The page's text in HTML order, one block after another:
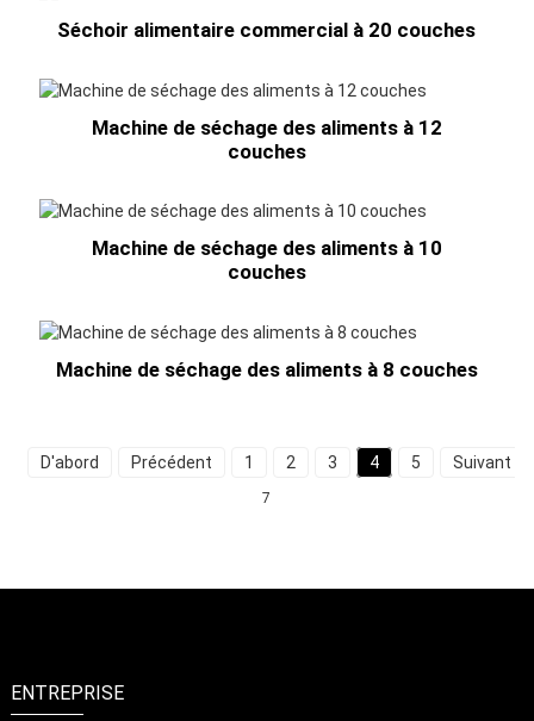
Séchoir alimentaire commercial à 20 couches
Machine de séchage des aliments à 12
couches
Machine de séchage des aliments à 10
couches
Machine de séchage des aliments à 8 couches
D'abord Précédent 1 2 3 4 5 Suivant
7
ENTREPRISE